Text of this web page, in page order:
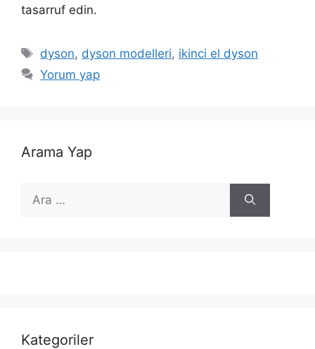
tasarruf edin.
Etiketler
dyson, dyson modelleri, ikinci el dyson
Yorum yap
Arama Yap
ara
Kategoriler